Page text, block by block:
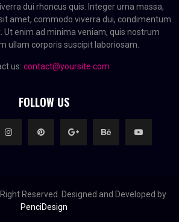
dui rhoncus quis. Integer urna massa,
amet, commodo viverra dui, condimentum
Ut enim ad minima veniam, quis nostrum
ullam corporis suscipit laboriosam.
us: contact@yoursite.com
FOLLOW US
Reserved. Designed and Developed by
PenciDesign